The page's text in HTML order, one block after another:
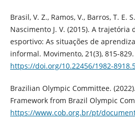
Brasil, V. Z., Ramos, V., Barros, T. E.
Nascimento J. V. (2015). A
esportivo: As situações de
informal. Movimento, 21(3), 815-829.
https://doi.org/10.22456/1982-
Brazilian Olympic Committee.
Framework from Brazil Olympic
https://www.cob.org.br/pt/